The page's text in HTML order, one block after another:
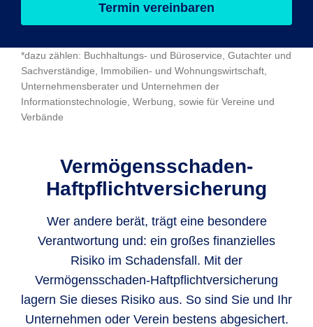
Termin vereinbaren
*dazu zählen: Buchhaltungs- und Büroservice, Gutachter und
Sachverständige, Immobilien- und Wohnungswirtschaft,
Unternehmensberater und Unternehmen der
Informationstechnologie, Werbung, sowie für Vereine und
Verbände
Vermögens­schaden-
Haftpflicht­versicherung
Wer andere berät, trägt eine besondere
Verantwortung und: ein großes finanzielles
Risiko im Schadensfall. Mit der
Vermögensschaden-Haftpflichtversicherung
lagern Sie dieses Risiko aus. So sind Sie und Ihr
Unternehmen oder Verein bestens abgesichert.